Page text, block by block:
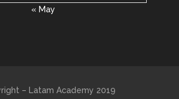
« May
– Latam Academy 2019